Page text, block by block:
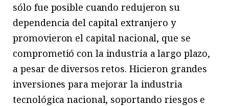
sólo fue posible cuando redujeron su
dependencia del capital extranjero y
promovieron el capital nacional, que se
comprometió con la industria a largo plazo,
a pesar de diversos retos. Hicieron grandes
inversiones para mejorar la industria
tecnológica nacional, soportando riesgos e